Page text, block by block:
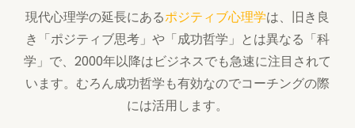
現代心理学の延長にあるポジティブ心理学は、旧き良
き「ポジティブ思考」や「成功哲学」とは異なる「科
学」で、2000年以降はビジネスでも急速に注目されて
います。むろん成功哲学も有効なのでコーチングの際
には活用します。